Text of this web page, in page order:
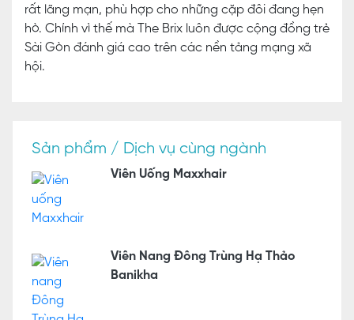
rất lãng mạn, phù hợp cho những cặp đôi đang hẹn
hò. Chính vì thế mà The Brix luôn được cộng đồng trẻ
Sài Gòn đánh giá cao trên các nền tảng mạng xã
hội.
Sản phẩm / Dịch vụ cùng ngành
Viên Uống Maxxhair
Viên Nang Đông Trùng Hạ Thảo
Banikha